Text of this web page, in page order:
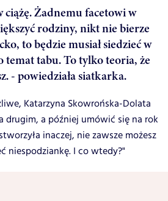
ciążę. Żadnemu facetowi w
rodziny, nikt nie bierze
to będzie musiał siedzieć w
temat tabu. To tylko teoria, że
- powiedziała siatkarka.
Katarzyna Skowrońska-Dolata
drugim, a później umówić się na rok
inaczej, nie zawsze możesz
niespodziankę. I co wtedy?"